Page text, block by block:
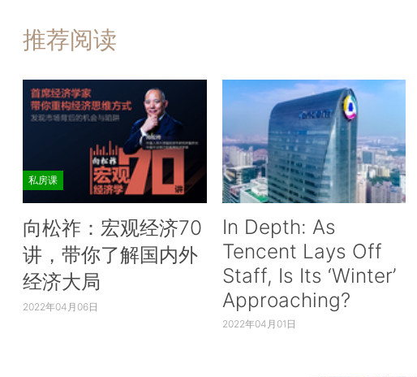
推荐阅读
私房课
向松祚：宏观经济70
讲，带你了解国内外
经济大局
2022年04月06日
In Depth: As
Tencent Lays Off
Staff, Is Its ‘Winter’
Approaching?
2022年04月01日